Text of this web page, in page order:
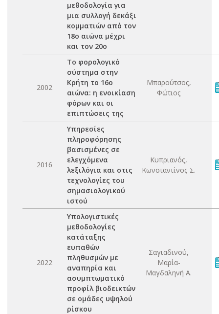
μεθοδολογία για
μια συλλογή δεκάξι
κομματιών από τον
18ο αιώνα μέχρι
και τον 20ο
2002
Το φορολογικό
σύστημα στην
Κρήτη το 16ο
αιώνα: η ενοικίαση
φόρων και οι
επιπτώσεις της
Μπαρούτσος,
Φώτιος
2016
Υπηρεσίες
πληροφόρησης
βασισμένες σε
ελεγχόμενα
λεξιλόγια και στις
τεχνολογίες του
σημασιολογικού
ιστού
Κυπριανός,
Κωνσταντίνος Σ.
2022
Υπολογιστικές
μεθοδολογίες
κατάταξης
ευπαθών
πληθυσμών με
αναπηρία και
ασυμπτωματικό
προφίλ βιοδεικτών
σε ομάδες υψηλού
ρίσκου
Σαγιαδινού,
Μαρία-
Μαγδαληνή Α.